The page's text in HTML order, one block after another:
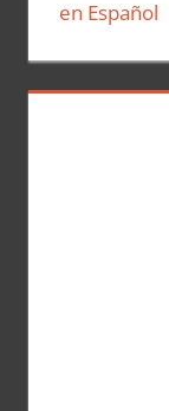
en Español